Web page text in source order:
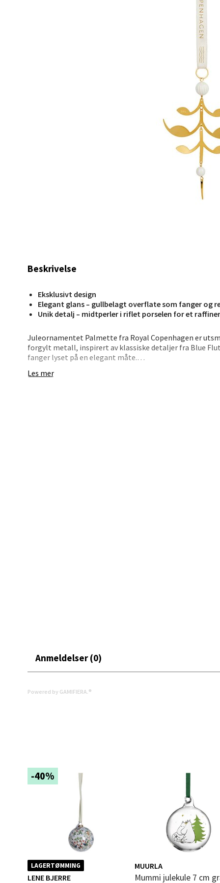
Beskrivelse
Eksklusivt design
Elegant glans – gullbelagt overflate som fanger og
Unik detalj – midtperler i riflet porselen for et
Juleornamentet Palmette fra Royal Copenhagen er
forgylt metall, inspirert av klassiske detaljer fra Blue
fanger lyset på en elegant måte.
I midten sitter små, riflete porselensperler som gir
Les mer
Anmeldelser (0)
Powered by GAMIFIERA.®
-40%
LAGERTØMMING
LENE BJERRE
MUURLA
Mummi julekule 7 cm gran
Erich
Åpent i
Åpent i
Åpent i
0 i